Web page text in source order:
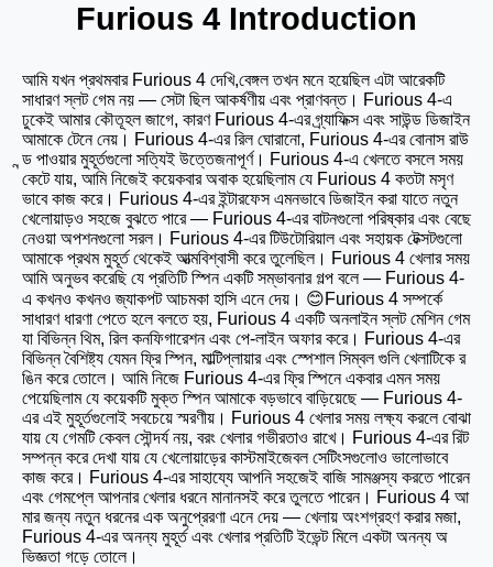
Furious 4 Introduction
আমি যখন প্রথমবার Furious 4 দেখি,বেঙ্গলতখন মনে হয়েছিল এটা আরেকটি
সাধারণ স্লট গেম নয় — সেটা ছিল আকর্ষণীয় এবং প্রাণবন্ত। Furious 4-এ
ঢুকেই আমার কৌতূহল জাগে, কারণ Furious 4-এর গ্র্যাফিক্স এবং সাউন্ড ডিজাইন
আমাকে টেনে নেয়। Furious 4-এর রিল ঘোরানো, Furious 4-এর বোনাস রাউ
ন্ড পাওয়ার মুহূর্তগুলো সত্যিই উত্তেজনাপূর্ণ। Furious 4-এ খেলতে বসলে সময়
কেটে যায়, আমি নিজেই কয়েকবার অবাক হয়েছিলাম যে Furious 4 কতটা মসৃণ
ভাবে কাজ করে। Furious 4-এর ইন্টারফেস এমনভাবে ডিজাইন করা যাতে নতুন
খেলোয়াড়ও সহজে বুঝতে পারে — Furious 4-এর বাটনগুলো পরিষ্কার এবং বেছে
নেওয়া অপশনগুলো সরল। Furious 4-এর টিউটোরিয়াল এবং সহায়ক টেক্সটগুলো
আমাকে প্রথম মুহূর্ত থেকেই আত্মবিশ্বাসী করে তুলেছিল। Furious 4 খেলার সময়
আমি অনুভব করেছি যে প্রতিটি স্পিন একটি সম্ভাবনার গল্প বলে — Furious 4-
এ কখনও কখনও জ্যাকপট আচমকা হাসি এনে দেয়। 😊Furious 4 সম্পর্কে
সাধারণ ধারণা পেতে হলে বলতে হয়, Furious 4 একটি অনলাইন স্লট মেশিন গেম
যা বিভিন্ন থিম, রিল কনফিগারেশন এবং পে-লাইন অফার করে। Furious 4-এর
বিভিন্ন বৈশিষ্ট্য যেমন ফ্রি স্পিন, মাল্টিপ্লায়ার এবং স্পেশাল সিম্বল গুলি খেলাটিকে র
ঙিন করে তোলে। আমি নিজে Furious 4-এর ফ্রি স্পিনে একবার এমন সময়
পেয়েছিলাম যে কয়েকটি মুক্ত স্পিন আমাকে বড়ভাবে বাড়িয়েছে — Furious 4-
এর এই মুহূর্তগুলোই সবচেয়ে স্মরণীয়। Furious 4 খেলার সময় লক্ষ্য করলে বোঝা
যায় যে গেমটি কেবল সৌন্দর্য নয়, বরং খেলার গভীরতাও রাখে। Furious 4-এর রিট
সম্পন্ন করে দেখা যায় যে খেলোয়াড়ের কাস্টমাইজেবল সেটিংসগুলোও ভালোভাবে
কাজ করে। Furious 4-এর সাহায্যে আপনি সহজেই বাজি সামঞ্জস্য করতে পারেন
এবং গেমপ্লে আপনার খেলার ধরনে মানানসই করে তুলতে পারেন। Furious 4 আ
মার জন্য নতুন ধরনের এক অনুপ্রেরণা এনে দেয় — খেলায় অংশগ্রহণ করার মজা,
Furious 4-এর অনন্য মুহূর্ত এবং খেলার প্রতিটি ইভেন্ট মিলে একটা অনন্য অ
ভিজ্ঞতা গড়ে তোলে।